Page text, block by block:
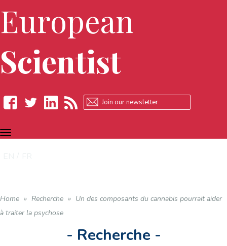
European
Scientist
Facebook
TOGGLE
NAVIGATION
Home » Recherche » Un des composants du cannabis pourrait aider
à traiter la psychose
- Recherche -